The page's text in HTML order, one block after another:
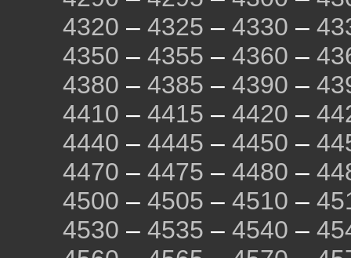
4320 – 4325 – 4330 –
4350 – 4355 – 4360 –
4380 – 4385 – 4390 –
4410 – 4415 – 4420 –
4440 – 4445 – 4450 –
4470 – 4475 – 4480 –
4500 – 4505 – 4510 –
4530 – 4535 – 4540 –